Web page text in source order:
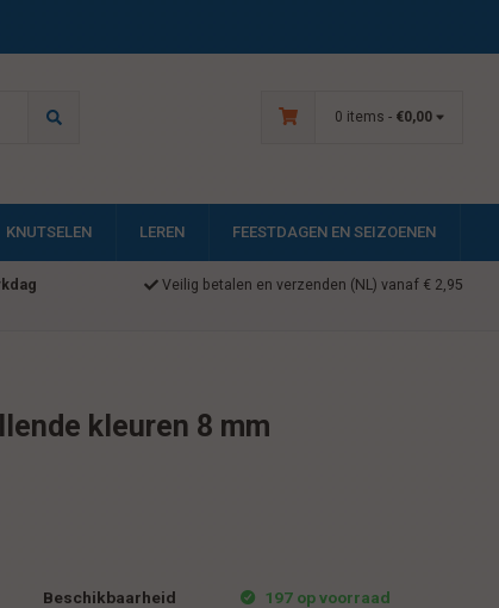
0 items - €0,00
KNUTSELEN LEREN FEESTDAGEN EN SEIZOENEN
Veilig betalen en verzenden (NL) vanaf € 2,95
kleuren 8 mm
Beschikbaarheid 197 op voorraad